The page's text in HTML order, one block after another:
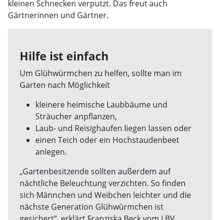
kleinen Schnecken verputzt. Das freut auch
Gärtnerinnen und Gärtner.
Hilfe ist einfach
Um Glühwürmchen zu helfen, sollte man im
Garten nach Möglichkeit
kleinere heimische Laubbäume und
Sträucher anpflanzen,
Laub- und Reisighaufen liegen lassen oder
einen Teich oder ein Hochstaudenbeet
anlegen.
„Gartenbesitzende sollten außerdem auf
nächtliche Beleuchtung verzichten. So finden
sich Männchen und Weibchen leichter und die
nächste Generation Glühwürmchen ist